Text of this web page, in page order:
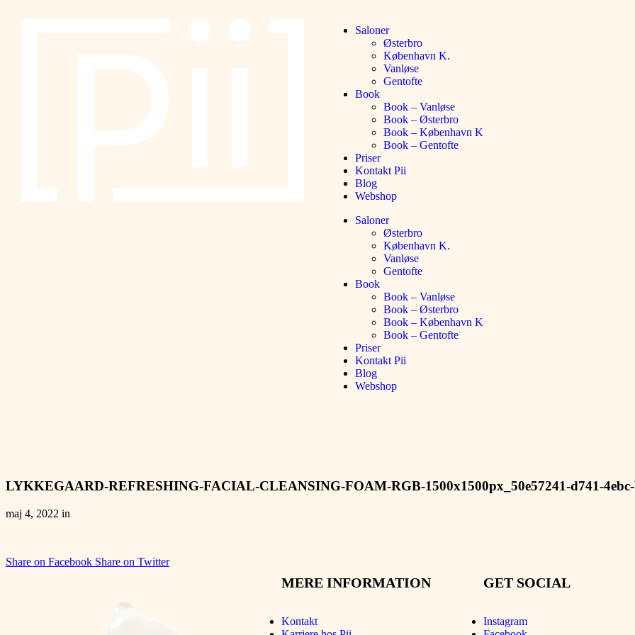
Saloner
Østerbro
København K.
Vanløse
Gentofte
Book
Book – Vanløse
Book – Østerbro
Book – København K
Book – Gentofte
Priser
Kontakt Pii
Blog
Webshop
Saloner
Østerbro
København K.
Vanløse
Gentofte
Book
Book – Vanløse
Book – Østerbro
Book – København K
Book – Gentofte
Priser
Kontakt Pii
Blog
Webshop
LYKKEGAARD-REFRESHING-FACIAL-CLEANSING-FOAM-RGB-1500x1500px_50e57241-d741-4ebc-
maj 4, 2022 in
Share on Facebook Share on Twitter
MERE INFORMATION
Kontakt
GET SOCIAL
Instagram